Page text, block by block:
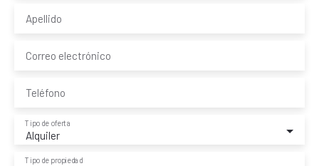
Apellido
Correo electrónico
Teléfono
Alquiler
Tipo de oferta
Tipo de propiedad